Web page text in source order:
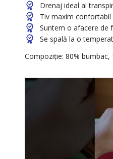
Drenaj ideal al
Tiv maxim
Suntem o afacere de
Se spală la o
Compoziție: 80% bumbac,